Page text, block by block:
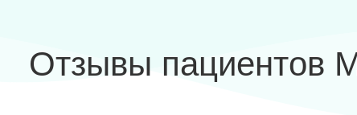
Отзывы пациентов